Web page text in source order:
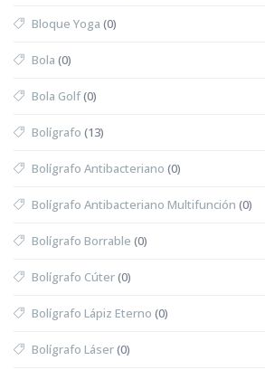
Bloque Yoga (0)
Bola (0)
Bola Golf(0)
Bolígrafo (13)
Bolígrafo Antibacteriano (0)
Bolígrafo Antibacteriano Multifunción (0)
Bolígrafo Borrable (0)
Bolígrafo Cúter(0)
Bolígrafo Lápiz Eterno (0)
Bolígrafo Láser(0)